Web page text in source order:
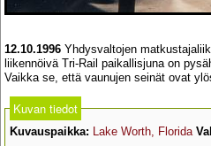
12.10.1996 Yhdysvaltojen
liikennöivä Tri-Rail paikallisjuna on
Vaikka se, että vaunujen seinät ovat
Kuvan tiedot
Kuvauspaikka: Lake Worth, Florida